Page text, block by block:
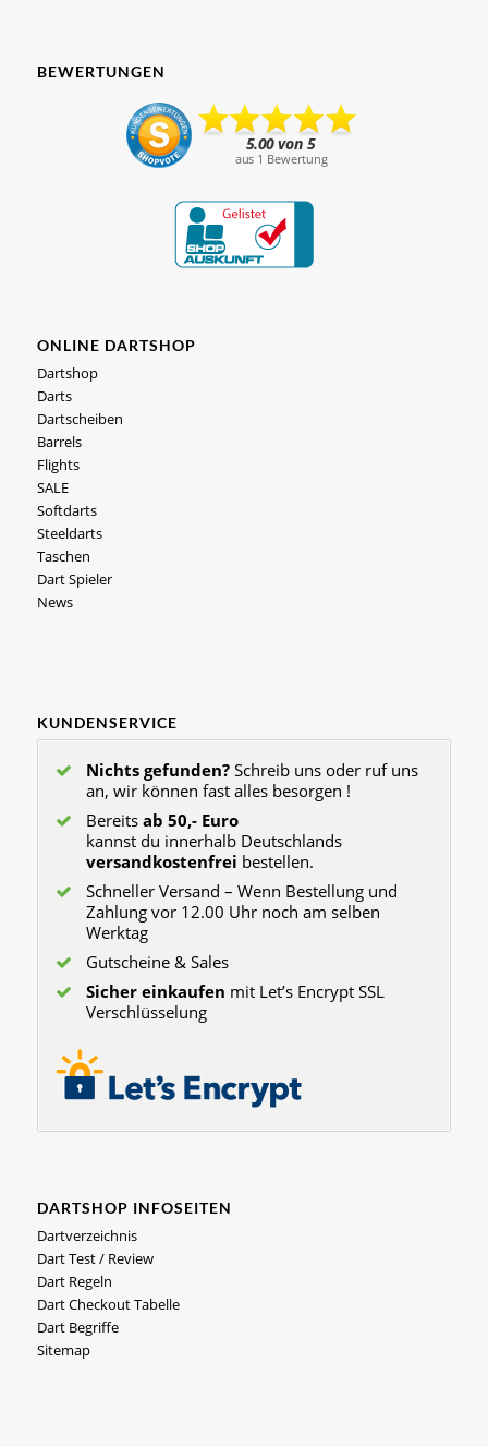
BEWERTUNGEN
ONLINE DARTSHOP
Dartshop
Darts
Dartscheiben
Barrels
Flights
SALE
Softdarts
Steeldarts
Taschen
Dart Spieler
News
KUNDENSERVICE
Nichts gefunden?Schreib uns oder ruf uns
an, wir können fast alles besorgen !
Bereits ab 50,- Euro
kannst du innerhalb Deutschlands
versandkostenfrei bestellen.
Schneller Versand – Wenn Bestellung und
Zahlung vor 12.00 Uhr noch am selben
Werktag
Gutscheine & Sales
Sicher einkaufen mit Let’s Encrypt SSL
Verschlüsselung
DARTSHOP INFOSEITEN
Dartverzeichnis
Dart Test / Review
Dart Regeln
Dart Checkout Tabelle
Dart Begriffe
Sitemap